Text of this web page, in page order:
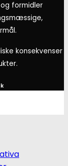
formidler
konsekvenser